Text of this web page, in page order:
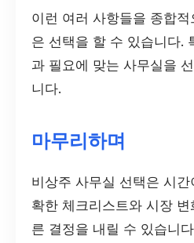
이런 여러 사항들을 종합
은 선택을 할 수 있습니다.
과 필요에 맞는 사무실을
니다.
마무리하며
비상주 사무실 선택은 시
확한 체크리스트와 시장
른 결정을 내릴 수 있습니